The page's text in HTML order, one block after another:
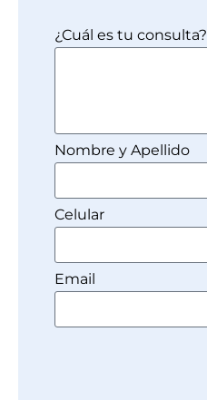
¿Cuál es tu consulta?
Nombre y Apellido
Celular
Email